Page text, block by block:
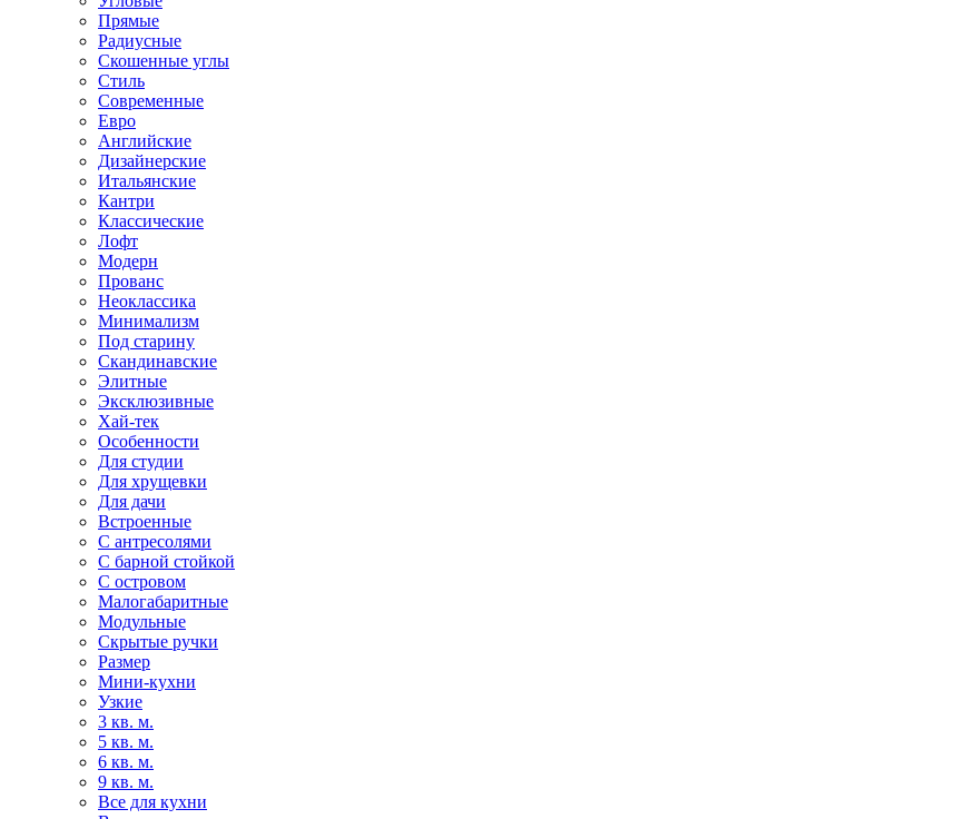
Прямые
Радиусные
Скошенные углы
Стиль
Современные
Евро
Английские
Дизайнерские
Итальянские
Кантри
Классические
Лофт
Модерн
Прованс
Неоклассика
Минимализм
Под старину
Скандинавские
Элитные
Эксклюзивные
Хай-тек
Особенности
Для студии
Для хрущевки
Для дачи
Встроенные
С антресолями
С барной стойкой
С островом
Малогабаритные
Модульные
Скрытые ручки
Размер
Мини-кухни
Узкие
3 кв. м.
5 кв. м.
6 кв. м.
9 кв. м.
Все для кухни